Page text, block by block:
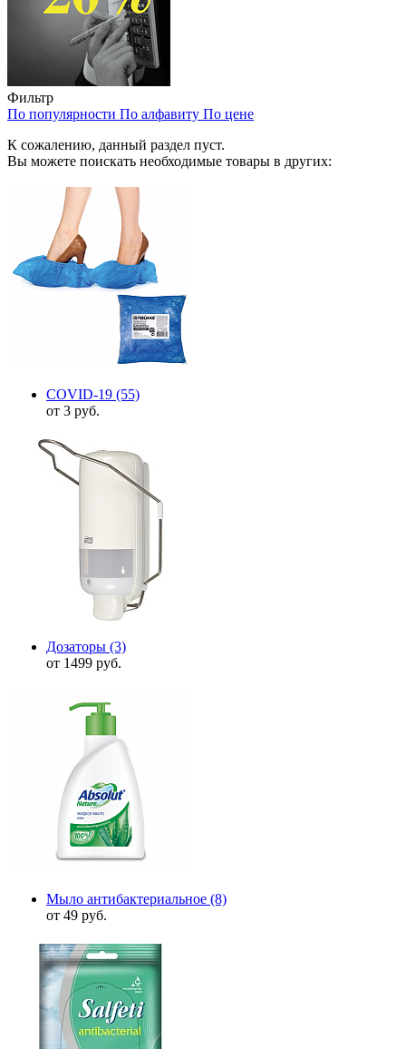
Фильтр
По популярности По алфавиту По цене
К сожалению, данный раздел пуст.
Вы можете поискать необходимые товары в других:
COVID-19 (55)
от 3 руб.
Дозаторы (3)
от 1499 руб.
Мыло антибактериальное (8)
от 49 руб.